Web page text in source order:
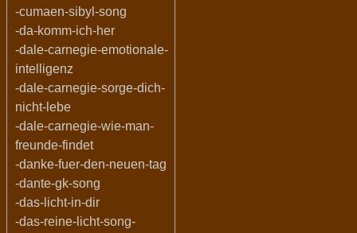
-cumaen-sibyl-song
-da-komm-ich-her
-dale-carnegie-emotionale-
intelligenz
-dale-carnegie-sorge-dich-
nicht-lebe
-dale-carnegie-wie-man-
freunde-findet
-danke-fuer-den-neuen-tag
-dante-gk-song
-das-licht-in-dir
-das-reine-licht-song-